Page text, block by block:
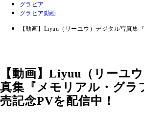
グラビア
グラビア動画
【動画】Liyuu（リーユウ）デジタル写真
【動画】Liyuu（リーユ
真集『メモリアル・グラ
売記念PVを配信中！